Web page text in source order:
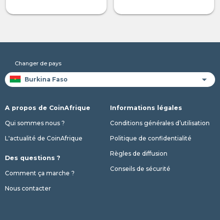
Changer de pays
A propos de CoinAfrique
Qui sommes nous ?
L'actualité de CoinAfrique
Des questions ?
Comment ça marche ?
Nous contacter
Informations légales
Conditions générales d’utilisation
Politique de confidentialité
Règles de diffusion
Conseils de sécurité